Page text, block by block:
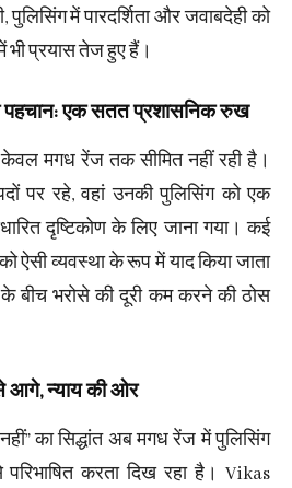
में पारदर्शिता और जवाबदेही को
भी प्रयास तेज हुए हैं।
पहचान: एक सतत प्रशासनिक रुख
केवल मगध रेंज तक सीमित नहीं रही है।
पर रहे, वहां उनकी पुलिसिंग को एक
दृष्टिकोण के लिए जाना गया। कई
ऐसी व्यवस्था के रूप में याद किया जाता
बीच भरोसे की दूरी कम करने की ठोस
आगे, न्याय की ओर
नहीं” का सिद्धांत अब मगध रेंज में पुलिसिंग
करता दिख रहा है। Vikas